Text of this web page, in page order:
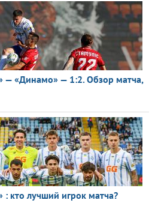
— «Динамо» — 1:2. Обзор матча,
кто лучший игрок матча?